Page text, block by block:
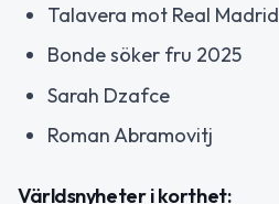
Talavera mot Real Madrid
Bonde söker fru 2025
Sarah Dzafce
Roman Abramovitj
Världsnyheter i korthet: